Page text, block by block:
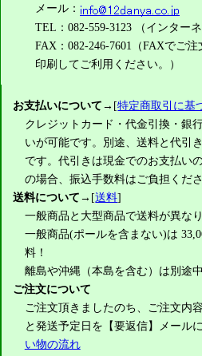
メール：
TEL：082-559-3123 （インター
FAX：082-246-7601（FAXでご
印刷してご利用ください。）
お支払いについて→[特定商取引に基
クレジットカード・代金引換・銀
いが可能です。別途、送料と代引
です。代引きは現金でのお支払い
の場合、振込手数料はご負担くださ
送料について→[送料]
一般商品と大型商品で送料が異なり
一般商品(ポールを含まない)は
料！
離島や沖縄（本島を含む）は別途
ご注文について
ご注文頂きましたのち、ご注文内
と発送予定日を【要返信】メール
い物の流れ